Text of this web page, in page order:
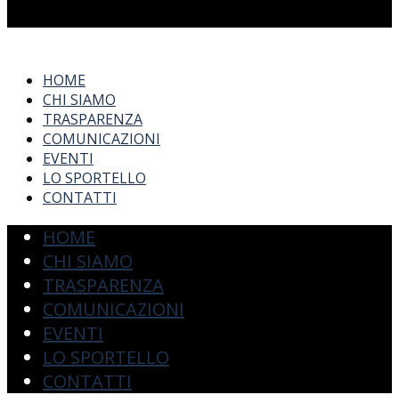
HOME
CHI SIAMO
TRASPARENZA
COMUNICAZIONI
EVENTI
LO SPORTELLO
CONTATTI
HOME
CHI SIAMO
TRASPARENZA
COMUNICAZIONI
EVENTI
LO SPORTELLO
CONTATTI